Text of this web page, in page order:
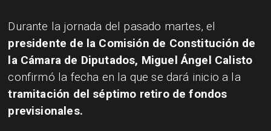
Durante la jornada del pasado martes, el
presidente de la Comisión de Constitución de
la Cámara de Diputados, Miguel Ángel Calisto
confirmó la fecha en la que se dará inicio a la
tramitación del séptimo retiro de fondos
previsionales.